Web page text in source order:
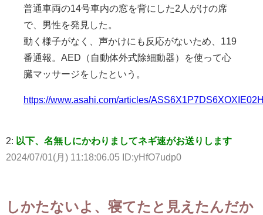
普通車両の14号車内の窓を背にした2人がけの席
で、男性を発見した。
動く様子がなく、声かけにも反応がないため、119
番通報。AED（自動体外式除細動器）を使って心
臓マッサージをしたという。
https://www.asahi.com/articles/
2: 以下、名無しにかわりましてネギ速がお送りします
2024/07/01(月) 11:18:06.05 ID:yHfO7udp0
しかたないよ、寝てたと見えたんだか